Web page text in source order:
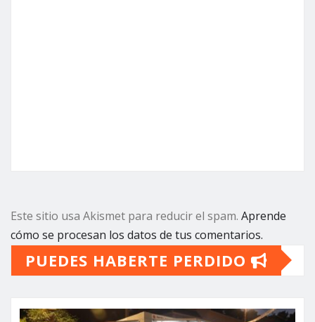
Este sitio usa Akismet para reducir el spam. Aprende
cómo se procesan los datos de tus comentarios.
PUEDES HABERTE PERDIDO